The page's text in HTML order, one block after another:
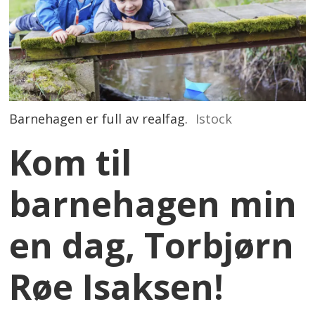
Barnehagen er full av realfag. Istock
Kom til
barnehagen min
en dag, Torbjørn
Røe Isaksen!